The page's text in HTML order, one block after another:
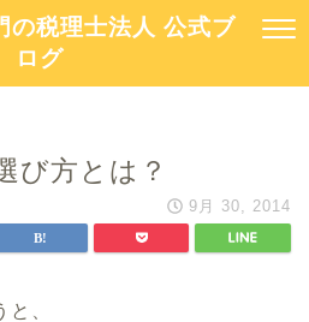
の税理士法人 公式ブ
ログ
び方とは？
9月 30, 2014
、